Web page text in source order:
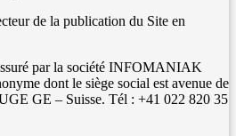
de la publication du Site en
par la société INFOMANIAK
dont le siège social est avenue de
GE – Suisse. Tél : +41 022 820 35